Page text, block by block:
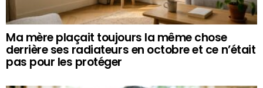
Ma mère plaçait toujours la même chose
derrière ses radiateurs en octobre et ce n’était
pas pour les protéger